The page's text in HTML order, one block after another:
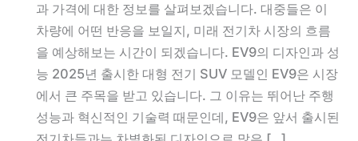
과 가격에 대한 정보를 살펴보겠습니다. 대중들은 이
차량에 어떤 반응을 보일지, 미래 전기차 시장의 흐름
을 예상해보는 시간이 되겠습니다. EV9의 디자인과 성
능 2025년 출시한 대형 전기 SUV 모델인 EV9은 시장
에서 큰 주목을 받고 있습니다. 그 이유는 뛰어난 주행
성능과 혁신적인 기술력 때문인데, EV9은 앞서 출시된